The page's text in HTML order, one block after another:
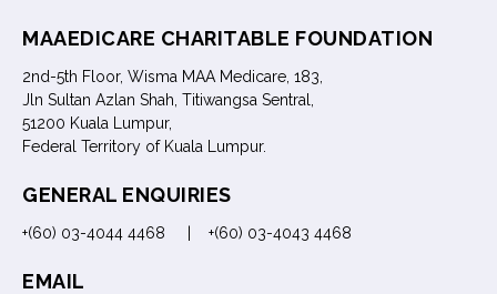
MAAEDICARE CHARITABLE FOUNDATION
2nd-5th Floor, Wisma MAA Medicare, 183,
Jln Sultan Azlan Shah, Titiwangsa Sentral,
51200 Kuala Lumpur,
Federal Territory of Kuala Lumpur.
GENERAL ENQUIRIES
+(60) 03-4044 4468 | +(60) 03-4043 4468
EMAIL